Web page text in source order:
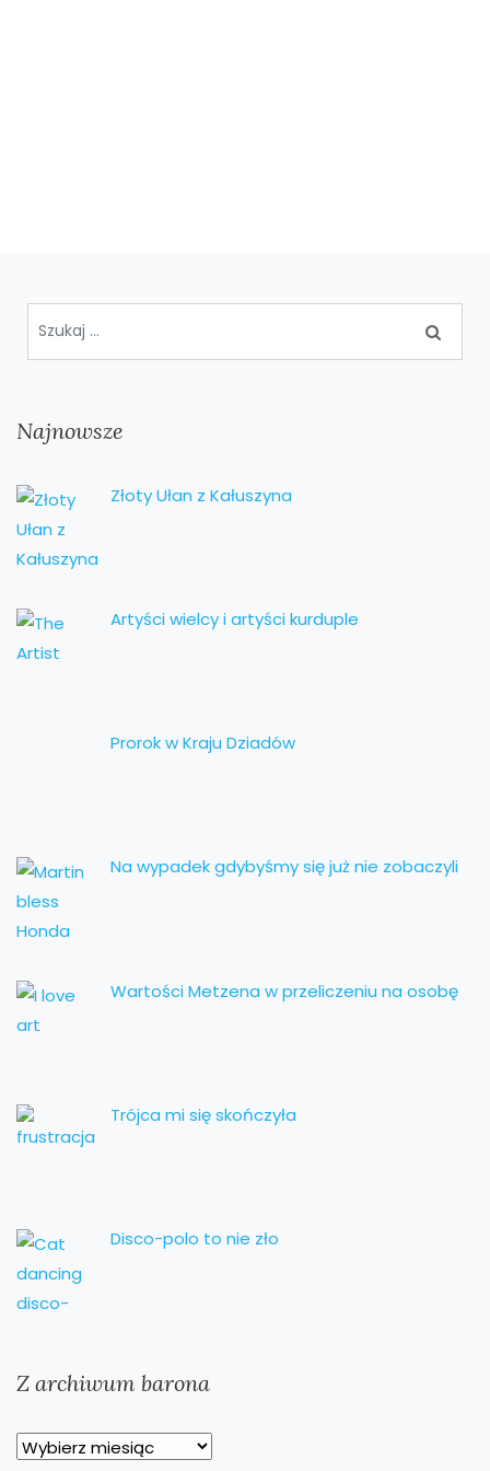
Najnowsze
Złoty Ułan z Kałuszyna
Artyści wielcy i artyści kurduple
Prorok w Kraju Dziadów
Na wypadek gdybyśmy się już nie zobaczyli
Wartości Metzena w przeliczeniu na osobę
Trójca mi się skończyła
Disco-polo to nie zło
Z archiwum barona
Z